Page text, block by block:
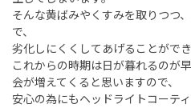
そんな黄ばみやくすみを取りつつ
で、
劣化しにくくしてあげることができ
これからの時期は日が暮れるのが
会が増えてくると思いますので、
安心の為にもヘッドライトコーテ